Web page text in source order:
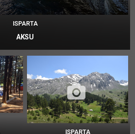
ISPARTA
AKSU
ISPARTA